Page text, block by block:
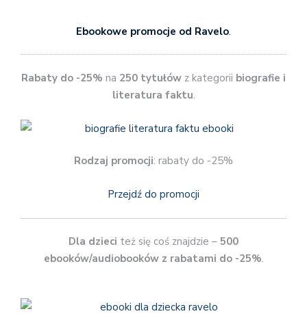
Ebookowe promocje od Ravelo.
Rabaty do -25% na 250 tytułów z kategorii biografie i
literatura faktu.
Rodzaj promocji: rabaty do -25%
Przejdź do promocji
Dla dzieci też się coś znajdzie – 500
ebooków/audiobooków z rabatami do -25%.